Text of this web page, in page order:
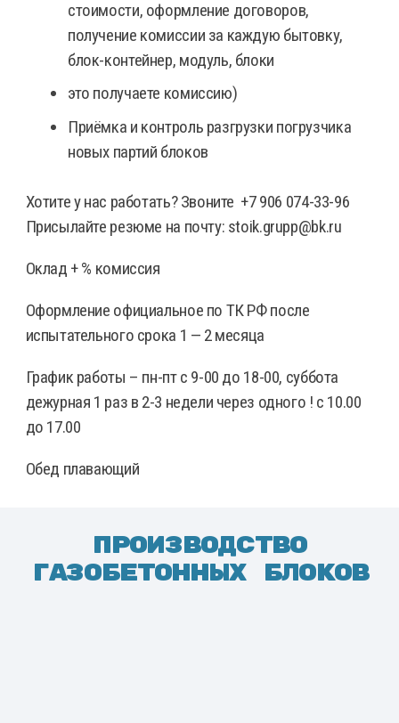
стоимости, оформление договоров,
получение комиссии за каждую бытовку,
блок-контейнер, модуль, блоки
это получаете комиссию)
Приёмка и контроль разгрузки погрузчика
новых партий блоков
Хотите у нас работать? Звоните +7 906 074-33-96
Присылайте резюме на почту: stoik.grupp@bk.ru
Оклад + % комиссия
Оформление официальное по ТК РФ после
испытательного срока 1 — 2 месяца
График работы – пн-пт с 9-00 до 18-00, суббота
дежурная 1 раз в 2-3 недели через одного ! с 10.00
до 17.00
Обед плавающий
Производство
газобетонных блоков